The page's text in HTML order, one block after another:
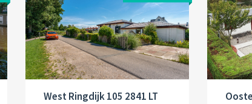
West Ringdijk 105 2841 LT